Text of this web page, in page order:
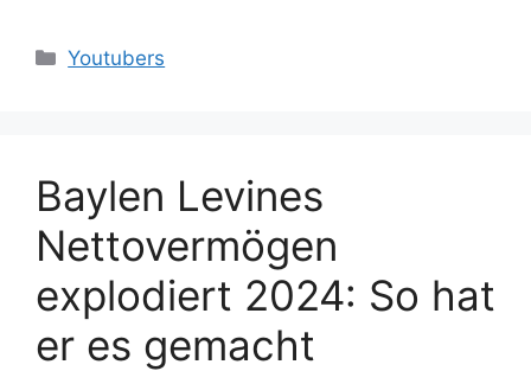
Categories
Youtubers
Baylen Levines
Nettovermögen
explodiert 2024: So hat
er es gemacht